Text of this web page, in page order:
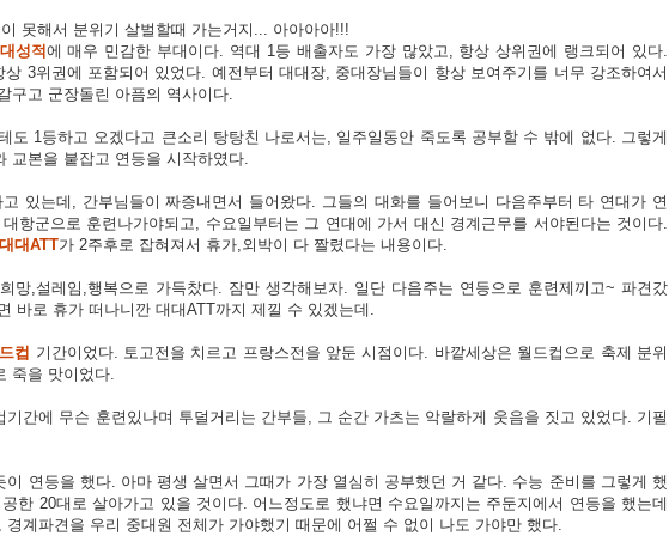
못해서 분위기 살벌할때 가는거지... 아아아아!!!
성적에 매우 민감한 부대이다. 역대 1등 배출자도 가장 많았고, 항상 상위권에 랭크되어 있다.
상 3위권에 포함되어 있었다. 예전부터 대대장, 중대장님들이 항상 보여주기를 너무 강조하여서
구고 군장돌린 아픔의 역사이다.
도 1등하고 오겠다고 큰소리 탕탕친 나로서는, 일주일동안 죽도록 공부할 수 밖에 없다. 그렇게
교본을 붙잡고 연등을 시작하였다.
있는데, 간부님들이 짜증내면서 들어왔다. 그들의 대화를 들어보니 다음주부터 타 연대가 연
항군으로 훈련나가야되고, 수요일부터는 그 연대에 가서 대신 경계근무를 서야된다는 것이다.
대대ATT가 2주후로 잡혀져서 휴가,외박이 다 짤렸다는 내용이다.
망,설레임,행복으로 가득찼다. 잠만 생각해보자. 일단 다음주는 연등으로 훈련제끼고~ 파견갔
바로 휴가 떠나니깐 대대ATT까지 제낄 수 있겠는데.
컵
기간이었다. 토고전을 치르고 프랑스전을 앞둔 시점이다. 바깥세상은 월드컵으로 축제 분위
죽을 맛이었다.
기간에 무슨 훈련있나며 투덜거리는 간부들, 그 순간 가츠는 악랄하게 웃음을 짓고 있었다. 기필
이 연등을 했다. 아마 평생 살면서 그때가 가장 열심히 공부했던 거 같다. 수능 준비를 그렇게 했
한 20대로 살아가고 있을 것이다. 어느정도로 했냐면 수요일까지는 주둔지에서 연등을 했는데
경계파견을 우리 중대원 전체가 가야했기 때문에 어쩔 수 없이 나도 가야만 했다.